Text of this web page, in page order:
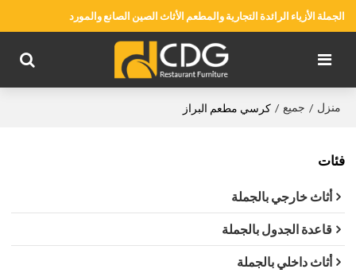
الجملة الأزياء الرائدة التجارية والمطعم الأثاث الصين الصانع والمورد
منزل / جميع / كرسي مطعم البراز
فئات
أثاث خارجي بالجملة
قاعدة الجدول بالجملة
أثاث داخلي بالجملة